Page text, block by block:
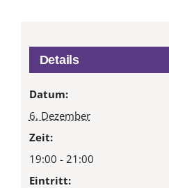
Details
Datum:
6. Dezember
Zeit:
19:00 - 21:00
Eintritt: